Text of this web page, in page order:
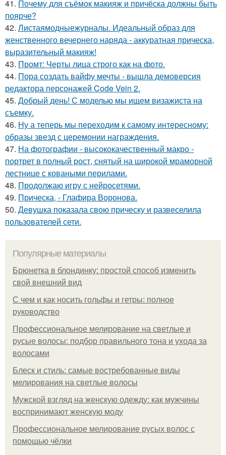
41. Почему для съёмок макияж и причёска должны быть
поярче?
42. Листаямодныежурналы. Идеальный образ для
женственного вечернего наряда - аккуратная прическа,
выразительный макияж!
43. Промт: Черты лица строго как на фото.
44. Пора создать вайфу мечты - вышла демоверсия
редактора персонажей Code Vein 2.
45. Добрый день! С моделью мы ищем визажиста на
съемку.
46. Ну а теперь мы переходим к самому интересному:
образы звезд с церемонии награждения.
47. На фотографии - высококачественный макро -
портрет в полный рост, снятый на широкой мраморной
лестнице с коваными перилами.
48. Продолжаю игру с нейросетями.
49. Прическа, - Глафира Воронова.
50. Девушка показала свою прическу и развеселила
пользователей сети.
Популярные материалы
Брюнетка в блондинку: простой способ изменить
свой внешний вид
С чем и как носить гольфы и гетры: полное
руководство
Профессиональное мелирование на светлые и
русые волосы: подбор правильного тона и ухода за
волосами
Блеск и стиль: самые востребованные виды
мелирования на светлые волосы
Мужской взгляд на женскую одежду: как мужчины
воспринимают женскую моду
Профессиональное мелирование русых волос с
помощью чёлки